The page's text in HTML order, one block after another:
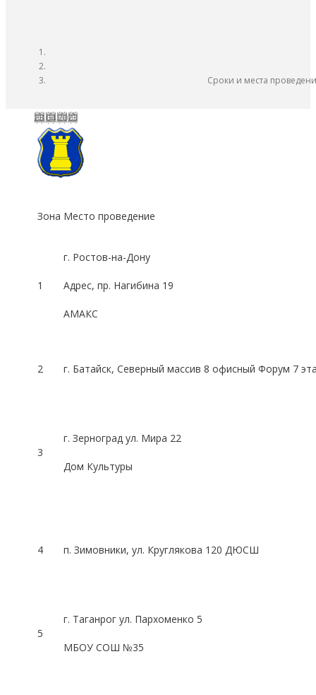
Сроки и места
28.04.2023
Зона Место проведение
1
г. Ростов-на-Дону
Адрес, пр. Нагибина 19
АМАКС
2 г. Батайск, Северный массив 8 офисный Форум 7
3
г. Зерноград ул. Мира 22
Дом Культуры
4 п. Зимовники, ул. Круглякова 120 ДЮСШ
5
г. Таганрог ул. Пархоменко 5
МБОУ СОШ №35